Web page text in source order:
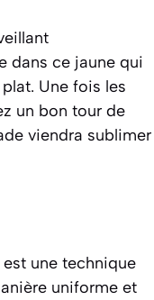
dans ce jaune qui
Une fois les
un bon tour de
viendra sublimer
une technique
uniforme et